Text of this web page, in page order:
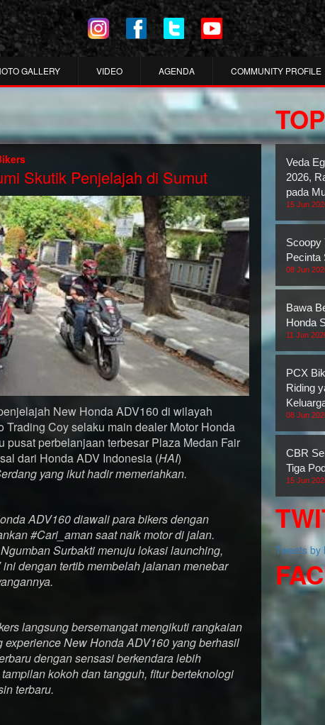
GALLERY VIDEO AGENDA COMMUNITY PROFILE
Skutik Penjelajah di Sumut
New Honda ADV160 di wilayah
Coy selaku main dealer Motor Honda
pusat perbelanjaan terbesar Plaza Medan Fair
dari Honda ADV Indonesia (HAI)
yang ikut hadir memeriahkan.
ADV160 diawali para bikers dengan
#Cari_aman saat naik motor di jalan.
Surbakti menuju lokasi launching,
dengan tertib membelah jalanan menebar
langsung bersemangat mengikuti rangkaian
New Honda ADV160 yang berhasil
dengan sensasi berkendara lebih
kokoh dan tangguh, fitur berteknologi
terbaru.
Veda
2026,
pada
15 Jun
Scoopy
Pecinta
08 Jun
Bawa
Honda
11 Jun
PCX
Riding
08 Jun
CBR
Tiga
15 Jun
Tweets by